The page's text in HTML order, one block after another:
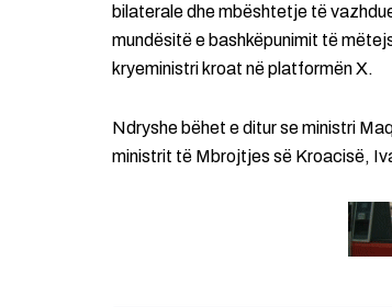
bilaterale dhe mbështetje të
mundësitë e bashkëpunimit të
kryeministri kroat në platformën X.
Ndryshe bëhet e ditur se ministri
ministrit të Mbrojtjes së Kroacisë,